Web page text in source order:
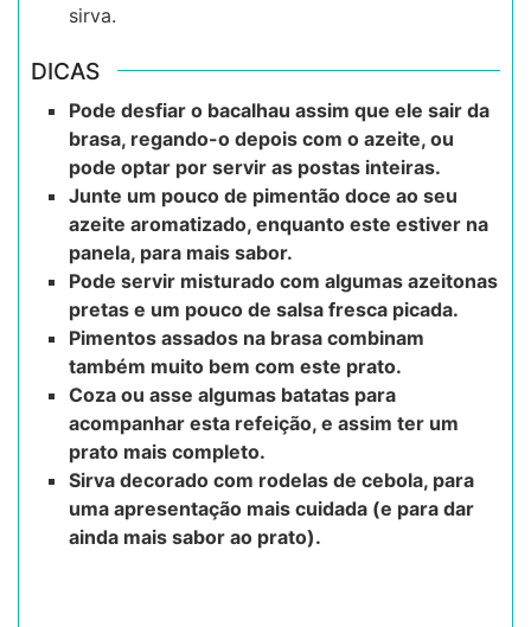
sirva.
DICAS
Pode desfiar o bacalhau assim que ele sair da
brasa, regando-o depois com o azeite, ou
pode optar por servir as postas inteiras.
Junte um pouco de pimentão doce ao seu
azeite aromatizado, enquanto este estiver na
panela, para mais sabor.
Pode servir misturado com algumas azeitonas
pretas e um pouco de salsa fresca picada.
Pimentos assados na brasa combinam
também muito bem com este prato.
Coza ou asse algumas batatas para
acompanhar esta refeição, e assim ter um
prato mais completo.
Sirva decorado com rodelas de cebola, para
uma apresentação mais cuidada (e para dar
ainda mais sabor ao prato).